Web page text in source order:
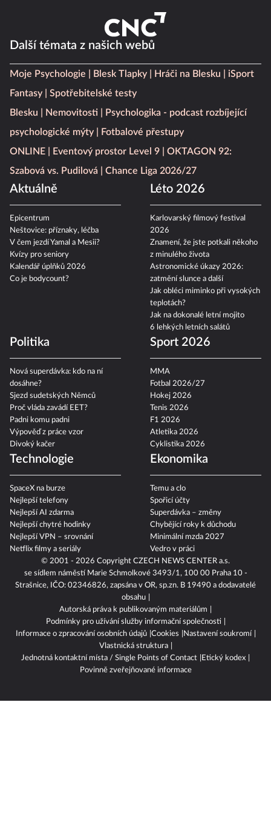
© 2001 - 2026 Copyright CZECH NEWS CENTER a.s.
se sídlem náměstí Marie Schmolkové 3493/1, 100 00 Praha 10 -
Strašnice, IČO: 02346826, zapsána v OR, sp.zn. B 19490 a dodavatelé
obsahu
Autorská práva k publikovaným materiálům
Podmínky pro užívání služby informační společnosti
Informace o zpracování osobních údajů Cookies
Nastavení soukromí
Vlastnická struktura
Jednotná kontaktní místa / Single Points of Contact
Etický kodex
Povinně zveřejňované informace
Další témata z našich webů
Moje Psychologie Blesk Tlapky Hráči na Blesku
iSport
Fantasy
Spotřebitelské testy
Blesku
Nemovitosti
Psychologika - podcast rozbíjející
psychologické mýty
Fotbalové přestupy
ONLINE
Eventový prostor Level 9
OKTAGON 92:
Szabová vs. Pudilová
Chance Liga 2026/27
Aktuálně
Epicentrum
Neštovice: příznaky, léčba
V čem jezdí Yamal a Mesii?
Kvízy pro seniory
Kalendář úplňků 2026
Co je bodycount?
Léto 2026
Karlovarský filmový festival
2026
Znamení, že jste potkali někoho
z minulého života
Astronomické úkazy 2026:
zatmění slunce a další
Jak obléci miminko při vysokých
teplotách?
Jak na dokonalé letní mojito
6 lehkých letních salátů
Politika
Nová superdávka: kdo na ní
dosáhne?
Sjezd sudetských Němců
Proč vláda zavádí EET?
Padni komu padni
Výpověď z práce vzor
Divoký kačer
Sport 2026
MMA
Fotbal 2026/27
Hokej 2026
Tenis 2026
F1 2026
Atletika 2026
Cyklistika 2026
Technologie
SpaceX na burze
Nejlepší telefony
Nejlepší AI zdarma
Nejlepší chytré hodinky
Nejlepší VPN – srovnání
Netflix filmy a seriály
Ekonomika
Temu a clo
Spořicí účty
Superdávka – změny
Chybějící roky k důchodu
Minimální mzda 2027
Vedro v práci